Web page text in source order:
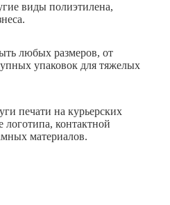
виды полиэтилена,
любых размеров, от
упаковок для тяжелых
печати на курьерских
логотипа, контактной
материалов.